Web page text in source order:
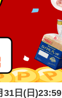
31日(日)23:59